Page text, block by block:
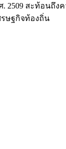
2509 สะท้อนถึ
รษฐกิจท้องถิ่น